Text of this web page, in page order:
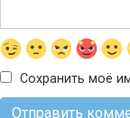
Сохранить моё